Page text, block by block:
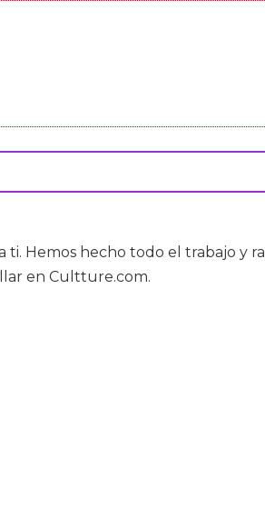
ti. Hemos hecho todo el trabajo y
en Cultture.com.